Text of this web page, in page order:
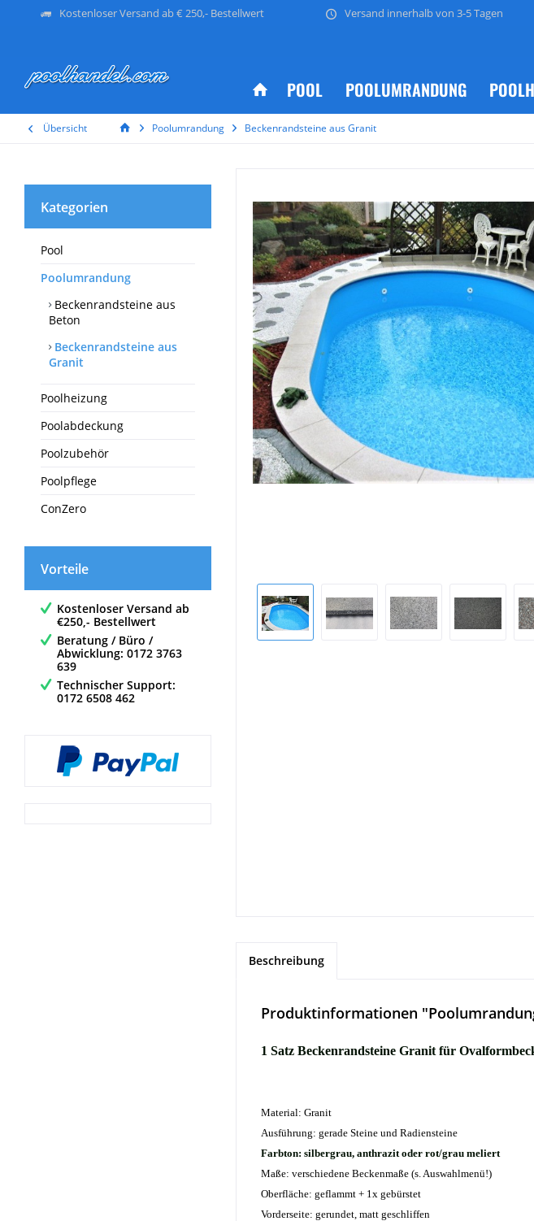
Kostenloser Versand ab € 250,- Bestellwert Versand innerhalb von 3-5 Tagen
POOL POOLUMRANDUNG
Übersicht Poolumrandung Beckenrandsteine aus Granit
Kategorien
Pool
Poolumrandung
Beckenrandsteine aus
Beton
Beckenrandsteine aus
Granit
Poolheizung
Poolabdeckung
Poolzubehör
Poolpflege
ConZero
Vorteile
Kostenloser Versand ab
€250,- Bestellwert
Beratung / Büro /
Abwicklung: 0172 3763
639
Technischer Support:
0172 6508 462
Beschreibung
Produktinformationen
1 Satz Beckenrandsteine Granit für
Material: Granit
Ausführung: gerade Steine und Radiensteine
Farbton: silbergrau, anthrazit oder rot/grau meliert
Maße: verschiedene Beckenmaße (s. Auswahlmenü!)
Oberfläche: geflammt + 1x gebürstet
Vorderseite: gerundet, matt geschliffen